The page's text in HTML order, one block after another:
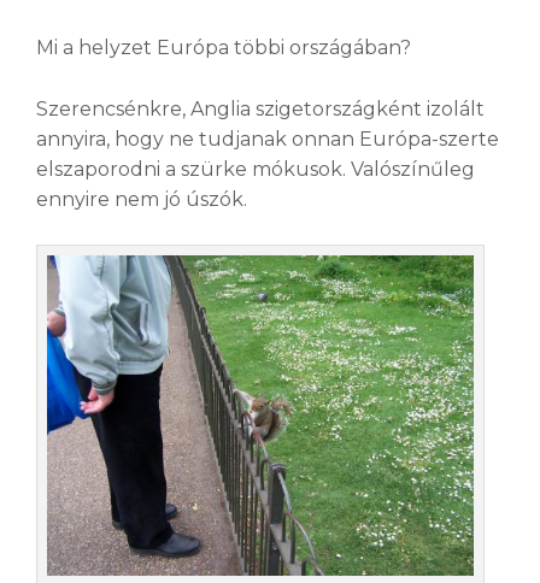
Mi a helyzet Európa többi országában?
Szerencsénkre, Anglia szigetországként izolált
annyira, hogy ne tudjanak onnan Európa-szerte
elszaporodni a szürke mókusok. Valószínűleg
ennyire nem jó úszók.